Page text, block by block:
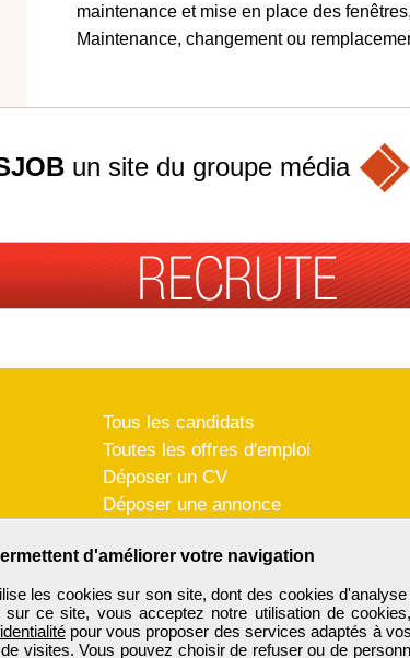
maintenance et mise en place des
Maintenance, changement ou
d'améliorer votre navigation
les cookies sur son site, dont des cookies
sur ce site, vous acceptez notre utilisation de
pour vous proposer des services adaptés à
visites. Vous pouvez choisir de refuser ou de
un site du groupe média
Tous les candidats
Toutes les offres d'emploi
Déposer un CV
Déposer une annonce